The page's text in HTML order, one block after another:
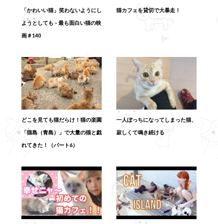
「かわいい猫」笑わないようにし
ようとしても – 最も面白い猫の映
画＃140
猫カフェを貸切で大暴走！
どこを見ても猫だらけ！猫の楽園
「猫島（青島）」で大量の猫と戯
れてきた！（パート6）
一人ぼっちになってしまった猫、
寂しくて鳴き続ける